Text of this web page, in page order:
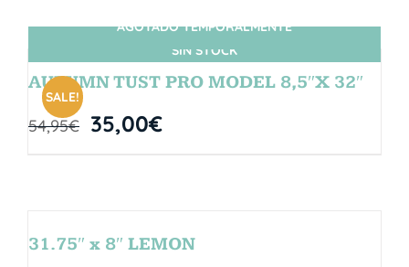
SIN STOCK
SALE!
AGOTADO TEMPORALMENTE
AUTUMN TUST PRO MODEL 8,5″X 32″
54,95€ 35,00€
31.75″ x 8″ LEMON